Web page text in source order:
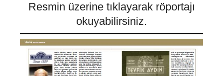
Resmin üzerine tıklayarak röportajı
okuyabilirsiniz.